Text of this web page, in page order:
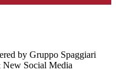
by Gruppo Spaggiari
Social Media